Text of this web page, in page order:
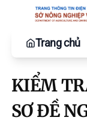
Trang chủ
KIỂM
SƠ ĐỀ